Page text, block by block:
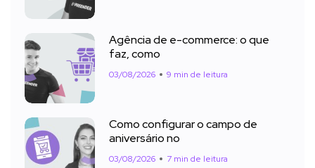
Agência de e-commerce: o que
faz, como
03/08/2026 9 min de leitura
Como configurar o campo de
aniversário no
03/08/2026 7 min de leitura